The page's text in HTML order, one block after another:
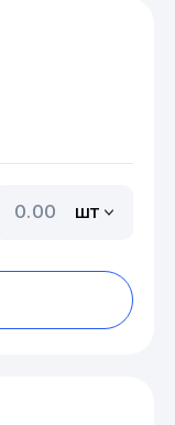
шт